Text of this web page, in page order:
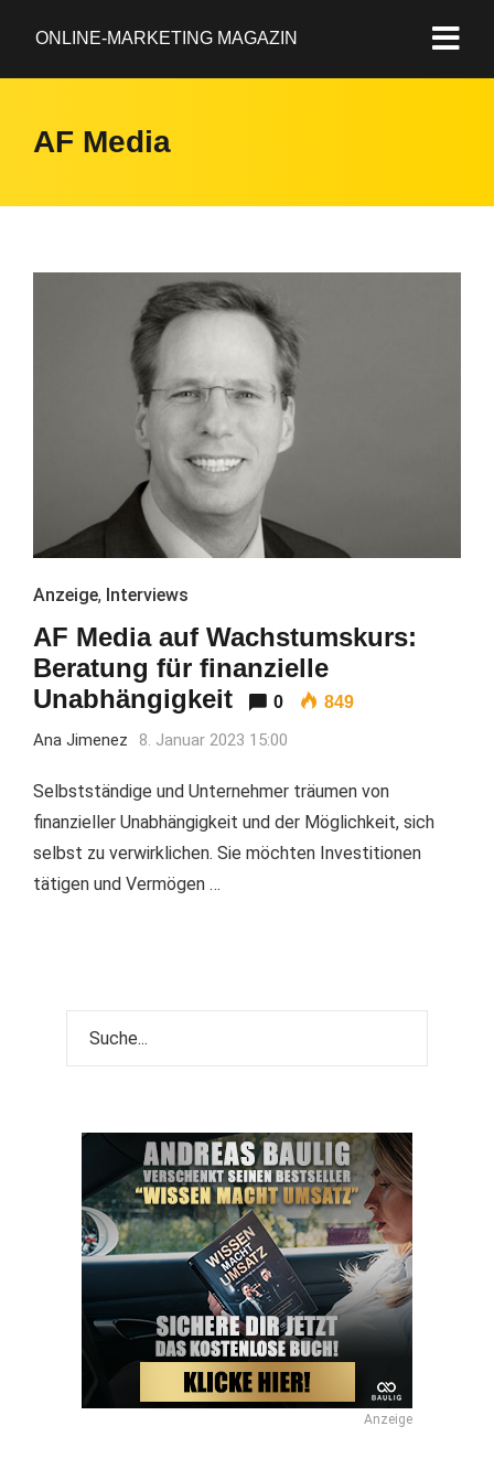
ONLINE-MARKETING MAGAZIN
AF Media
Anzeige, Interviews
AF Media auf Wachstumskurs:
Beratung für finanzielle
Unabhängigkeit
0 849
Ana Jimenez 8. Januar 2023 15:00
Selbstständige und Unternehmer träumen von
finanzieller Unabhängigkeit und der Möglichkeit, sich
selbst zu verwirklichen. Sie möchten Investitionen
tätigen und Vermögen …
Anzeige